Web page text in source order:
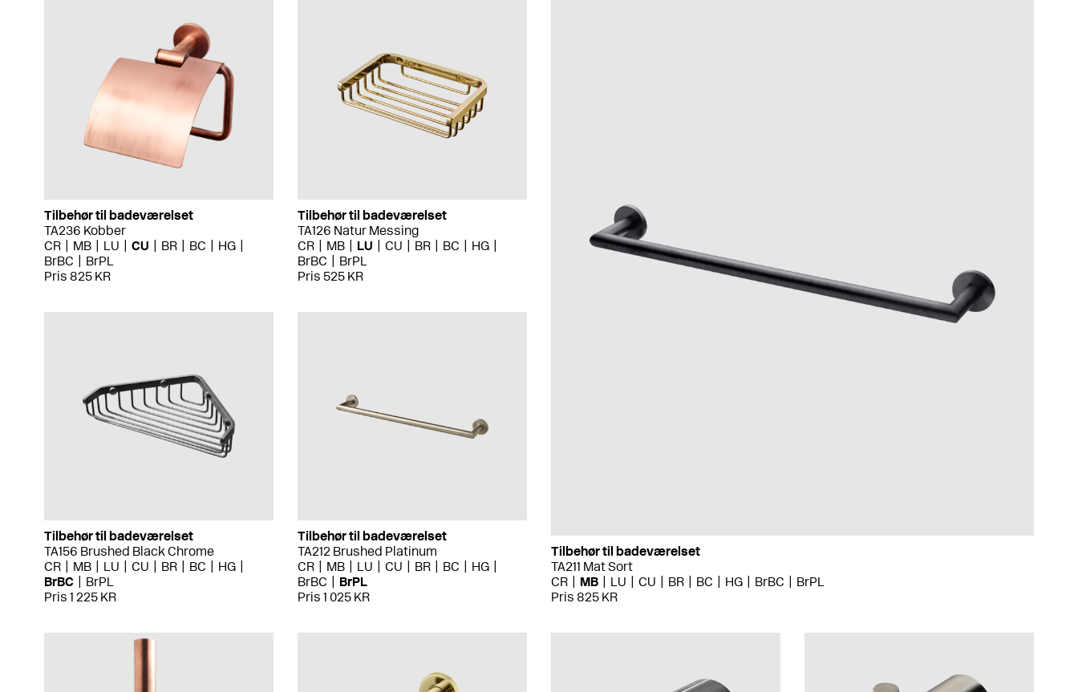
Tilbehør til badeværelset
TA236 Kobber
CR
MB LU CU BR BC
HG
BrBC
BrPL
Pris 825 KR
Tilbehør til badeværelset
TA126 Natur Messing
CR
MB LU CU BR BC
HG
BrBC
BrPL
Pris 525 KR
Tilbehør til badeværelset
TA211 Mat Sort
CR
MB LU CU BR BC HG BrBC
BrPL
Pris 825 KR
Tilbehør til badeværelset
TA156 Brushed Black Chrome
CR
MB LU CU BR BC
HG
BrBC
BrPL
Pris 1 225 KR
Tilbehør til badeværelset
TA212 Brushed Platinum
CR
MB LU CU BR BC
HG
BrBC
BrPL
Pris 1 025 KR